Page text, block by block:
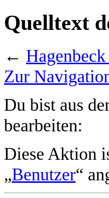
Quelltext
←
Zur
Du bist aus
bearbeiten:
Diese Aktion
„Benutzer“